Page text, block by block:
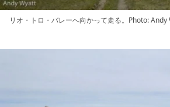
リオ・トロ・バレーへ向かって走る。Photo: Andy